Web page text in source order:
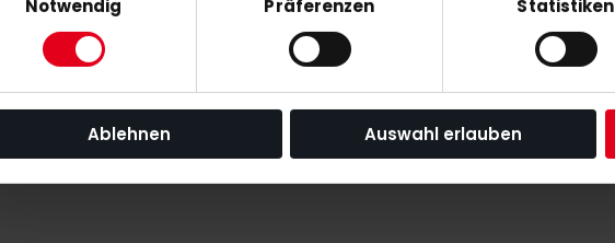
Notwendig
Präferenzen Statistiken
Ablehnen Auswahl erlauben
ihr immer auf den neuesten Stand
rund um unseren Shop angeht.